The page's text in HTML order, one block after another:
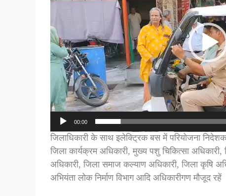
00:00
जिलाधिकारी के साथ इलेक्ट्रिक बस में परियोजना
जिला कार्यक्रम अधिकारी, मुख्य पशु चिकित्सा अधिकारी,
अधिकारी, जिला समाज कल्याण अधिकारी, जिला कृषि
अभियंता लोक निर्माण विभाग आदि अधिकारीगण मौजूद रहें